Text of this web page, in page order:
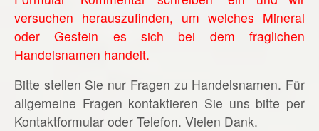
versuchen herauszufinden, um welches Mineral
oder Gestein es sich bei dem fraglichen
Handelsnamen handelt.
Bitte stellen Sie nur Fragen zu Handelsnamen. Für
allgemeine Fragen kontaktieren Sie uns bitte per
Kontaktformular oder Telefon. Vielen Dank.